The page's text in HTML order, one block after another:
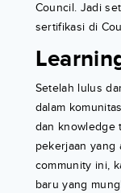
Council. Jadi
sertifikasi di
Setelah lulus
dalam
dan knowledge
pekerjaan yang
community ini,
baru yang